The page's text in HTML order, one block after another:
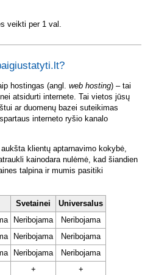
veikti per 1 val.
hostingas (angl. web hosting) – tai
atsidurti internete. Tai vietos jūsų
ar duomenų bazei suteikimas
interneto ryšio kanalo
klientų aptarnavimo kokybė,
kainodara nulėmė, kad šiandien
talpina ir mumis pasitiki
Svetainei
Universalus
Neribojama
Neribojama
Neribojama
Neribojama
Neribojama
Neribojama
+
+